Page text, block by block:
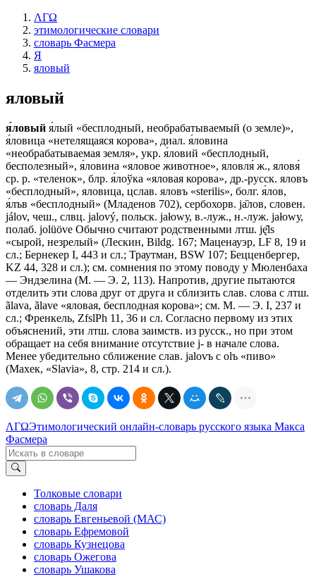
ΛΓΩ
этимологические словари
словарь Фасмера
Я
яловый
яловый
я́ловый я́лый «бесплодный, необрабатываемый (о земле)»,
я́ловица «нетелящаяся корова», диал. я́ловина
«необрабатываемая земля», укр. я́ловий «бесплодный,
бесполезный», я́ловина «яловое животное», яловля́ ж., яловя́
ср. р. «теленок», блр. я́лоўка «яловая корова», др.-русск. яловъ
«бесплодный», яловица, цслав. яловъ «sterilis», болг. я́лов,
я́лъв «бесплодный» (Младенов 702), сербохорв. jа̏лов, словен.
jálov, чеш., слвц. jalový, польск. jаłоwу, в.-луж., н.-луж. jаłоwу,
полаб. jolüöve Обычно считают родственными лтш. ję̂ls
«сырой, незрелый» (Лескин, Bildg. 167; Маценауэр, LF 8, 19 и
сл.; Бернекер I, 443 и сл.; Траутман, ВSW 107; Бецценбергер,
KZ 44, 328 и сл.); см. сомнения по этому поводу у Мюленбаха
— Эндзелина (М. — Э. 2, 113). Напротив, другие пытаются
отделить эти слова друг от друга и сблизить слав. слова с лтш.
ãlava, ãlave «яловая, бесплодная корова»; см. М. — Э. I, 237 и
сл.; Френкель, ZfslPh 11, 36 и сл. Согласно первому из этих
объяснений, эти лтш. слова заимств. из русск., но при этом
обращает на себя внимание отсутствие j- в начале слова.
Менее убедительно сближение слав. jalovъ с оlъ «пиво»
(Махек, «Slavia», 8, стр. 214 и сл.).
ΛΓΩЭтимологический онлайн-словарь русского языка Макса
Фасмера
Толковые словари
словарь Даля
словарь Евгеньевой (МАС)
словарь Ефремовой
словарь Кузнецова
словарь Ожегова
словарь Ушакова